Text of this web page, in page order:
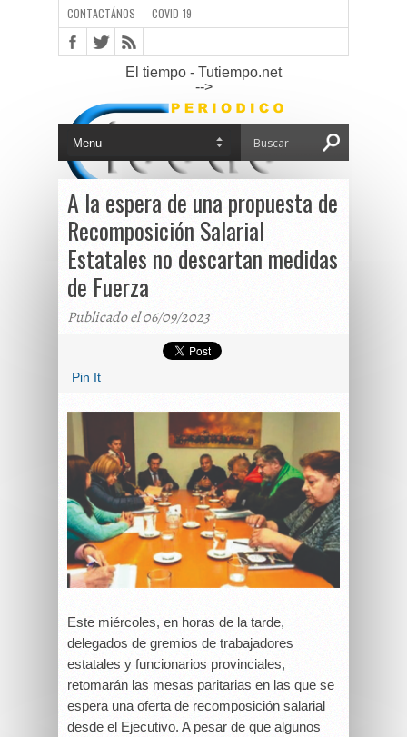
CONTACTÁNOS COVID-19
El tiempo - Tutiempo.net
-->
A la espera de una propuesta de
Recomposición Salarial
Estatales no descartan medidas
de Fuerza
Publicado el 06/09/2023
Pin It
Este miércoles, en horas de la tarde,
delegados de gremios de trabajadores
estatales y funcionarios provinciales,
retomarán las mesas paritarias en las que se
espera una oferta de recomposición salarial
desde el Ejecutivo. A pesar de que algunos